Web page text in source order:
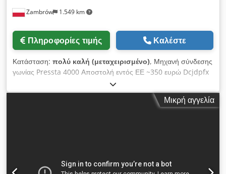
Zambrów 1.549 km
Πληροφορίες τιμής Καλέστε
Κατάσταση: πολύ καλή (μεταχειρισμένο), Μηχανή σύνδεσης
γωνίας Pressta 4000 Αποστολή εντός ΕΕ ~350 ευρώ Dcjdpfx
Μικρή αγγελία